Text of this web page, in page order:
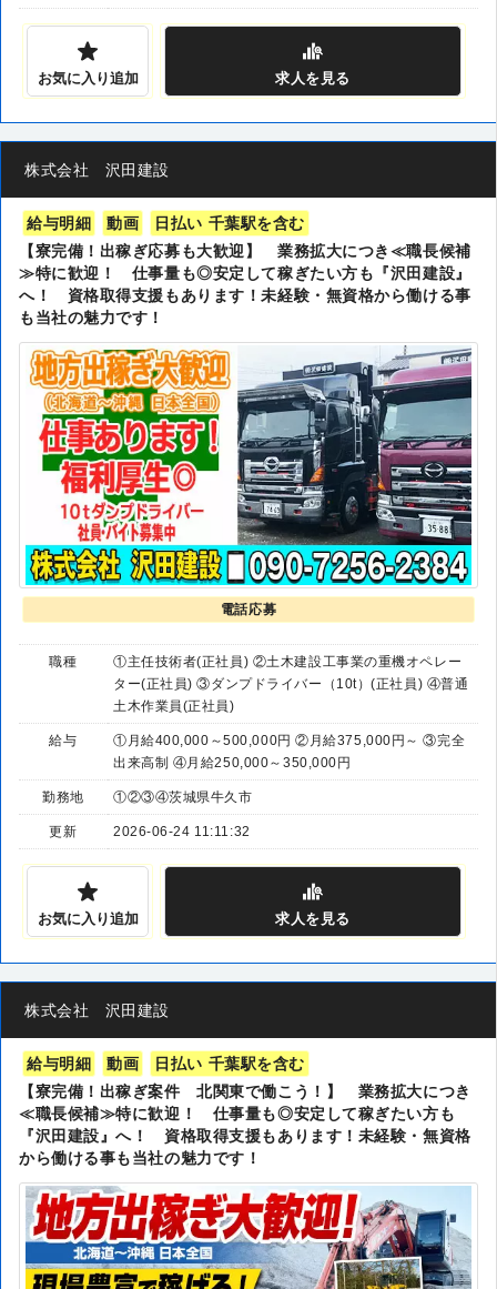
お気に入り追加 求人 を見る
株式会社 沢田建設
給与明細 動画
日払い 千葉駅を含む
【寮完備！出稼ぎ応募も大歓迎】 業務拡大につき≪職長候補
≫特に歓迎！ 仕事量も◎安定して稼ぎたい方も『沢田建設』
へ！ 資格取得支援もあります！未経験・無資格から働ける事
も当社の魅力です！
電話応募
職種
①主任技術者(正社員) ②土木建設工事業の重機オペレー
ター(正社員) ③ダンプドライバー（10t）(正社員) ④普通
土木作業員(正社員)
給与
①月給400,000～500,000円 ②月給375,000円～ ③完全
出来高制 ④月給250,000～350,000円
勤務地 ①②③④茨城県牛久市
更新 2026-06-24 11:11:32
お気に入り追加 求人 を見る
株式会社 沢田建設
給与明細 動画
日払い 千葉駅を含む
【寮完備！出稼ぎ案件 北関東で働こう！】 業務拡大につき
≪職長候補≫特に歓迎！ 仕事量も◎安定して稼ぎたい方も
『沢田建設』へ！ 資格取得支援もあります！未経験・無資格
から働ける事も当社の魅力です！